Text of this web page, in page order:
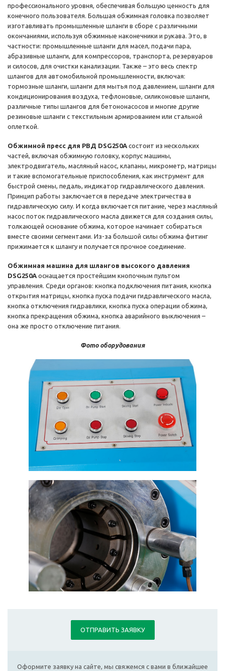
профессионального уровня, обеспечивая большую ценность для
конечного пользователя. Большая обжимная головка позволяет
изготавливать промышленные шланги в сборе с различными
окончаниями, используя обжимные наконечники и рукава. Это, в
частности: промышленные шланги для масел, подачи пара,
абразивные шланги, для компрессоров, транспорта, резервуаров
и силосов, для очистки канализации. Также – это весь спектр
шлангов для автомобильной промышленности, включая:
тормозные шланги, шланги для мытья под давлением, шланги для
кондиционирования воздуха, тефлоновые, силиконовые шланги,
различные типы шлангов для бетононасосов и многие другие
резиновые шланги с текстильным армированием или стальной
оплеткой.
Обжимной пресс для РВД DSG250A состоит из нескольких
частей, включая обжимную головку, корпус машины,
электродвигатель, масляный насос, клапаны, микрометр, матрицы
и такие вспомогательные приспособления, как инструмент для
быстрой смены, педаль, индикатор гидравлического давления.
Принцип работы заключается в передаче электричества в
гидравлическую силу. И когда включается питание, через масляный
насос поток гидравлического масла движется для создания силы,
толкающей основание обжима, которое начинает собираться
вместе своими сегментами. Из-за большой силы обжима фитинг
прижимается к шлангу и получается прочное соединение.
Обжимная машина для шлангов высокого давления
DSG250A оснащается простейшим кнопочным пультом
управления. Среди органов: кнопка подключения питания, кнопка
открытия матрицы, кнопка пуска подачи гидравлического масла,
кнопка отключения гидравлики, кнопка пуска операции обжима,
кнопка прекращения обжима, кнопка аварийного выключения –
она же просто отключение питания.
Фото оборудования
ОТПРАВИТЬ ЗАЯВКУ
Оформите заявку на сайте, мы свяжемся с вами в ближайшее